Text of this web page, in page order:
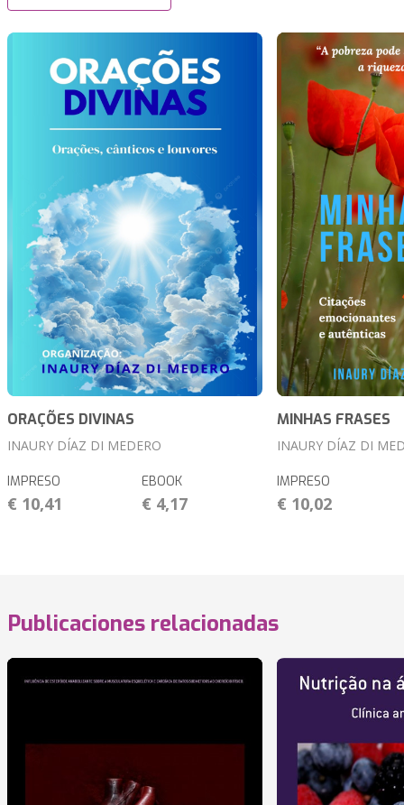
ORAÇÕES DIVINAS
INAURY DÍAZ DI MEDERO
IMPRESO
€ 10,41
EBOOK
€ 4,17
MINHAS FRASES
INAURY DÍAZ DI
IMPRESO
€ 10,02
Publicaciones relacionadas